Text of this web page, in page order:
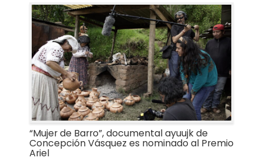
“Mujer de Barro”, documental ayuujk de
Concepción Vásquez es nominado al Premio
Ariel